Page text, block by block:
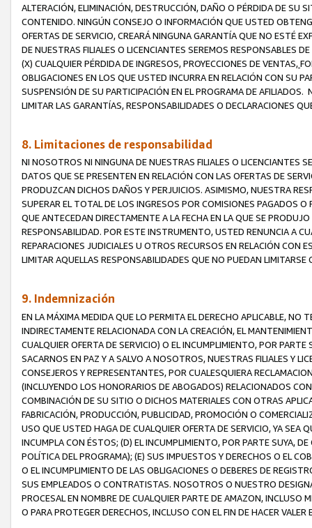
ALTERACIÓN, ELIMINACIÓN, DESTRUCCIÓN, DAÑO O PÉRDIDA DE SU
CONTENIDO. NINGÚN CONSEJO O INFORMACIÓN QUE USTED
OFERTAS DE SERVICIO, CREARÁ NINGUNA GARANTÍA QUE NO ESTÉ
DE NUESTRAS FILIALES O LICENCIANTES SEREMOS RESPONSABLES
(X) CUALQUIER PÉRDIDA DE INGRESOS, PROYECCIONES DE VENTAS,
OBLIGACIONES EN LOS QUE USTED INCURRA EN RELACIÓN CON SU
SUSPENSIÓN DE SU PARTICIPACIÓN EN EL PROGRAMA DE
LIMITAR LAS GARANTÍAS, RESPONSABILIDADES O DECLARACIONES
8. Limitaciones de responsabilidad
NI NOSOTROS NI NINGUNA DE NUESTRAS FILIALES O LICENCIANTES
DATOS QUE SE PRESENTEN EN RELACIÓN CON LAS OFERTAS DE
PRODUZCAN DICHOS DAÑOS Y PERJUICIOS. ASIMISMO, NUESTRA
SUPERAR EL TOTAL DE LOS INGRESOS POR COMISIONES PAGADOS
QUE ANTECEDAN DIRECTAMENTE A LA FECHA EN LA QUE SE
RESPONSABILIDAD. POR ESTE INSTRUMENTO, USTED RENUNCIA A
REPARACIONES JUDICIALES U OTROS RECURSOS EN RELACIÓN CON
LIMITAR AQUELLAS RESPONSABILIDADES QUE NO PUEDAN LIMITARSE
9. Indemnización
EN LA MÁXIMA MEDIDA QUE LO PERMITA EL DERECHO APLICABLE,
INDIRECTAMENTE RELACIONADA CON LA CREACIÓN, EL
CUALQUIER OFERTA DE SERVICIO) O EL INCUMPLIMIENTO, POR
SACARNOS EN PAZ Y A SALVO A NOSOTROS, NUESTRAS FILIALES Y
CONSEJEROS Y REPRESENTANTES, POR CUALESQUIERA
(INCLUYENDO LOS HONORARIOS DE ABOGADOS) RELACIONADOS
COMBINACIÓN DE SU SITIO O DICHOS MATERIALES CON OTRAS
FABRICACIÓN, PRODUCCIÓN, PUBLICIDAD, PROMOCIÓN O
USO QUE USTED HAGA DE CUALQUIER OFERTA DE SERVICIO, YA SEA
INCUMPLA CON ÉSTOS; (D) EL INCUMPLIMIENTO, POR PARTE SUYA,
POLÍTICA DEL PROGRAMA); (E) SUS IMPUESTOS Y DERECHOS O EL
O EL INCUMPLIMIENTO DE LAS OBLIGACIONES O DEBERES DE
SUS EMPLEADOS O CONTRATISTAS. NOSOTROS O NUESTRO
PROCESAL EN NOMBRE DE CUALQUIER PARTE DE AMAZON, INCLUSO
O PARA PROTEGER DERECHOS, INCLUSO CON EL FIN DE HACER VALER